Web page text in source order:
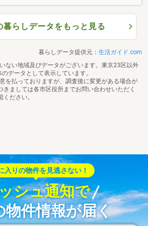
暮らしデータをもっと見る
暮らしデータ提供元： 生活ガイド.com
ない地域及びデータがございます。東京23区以外
データとして表示しています。
を払っておりますが、調査後に変更がある場合が
きましては各市区役所までお問い合わせいただく
ださい。
入りの物件を見逃さない！
シュ通知で
物件情報が届く